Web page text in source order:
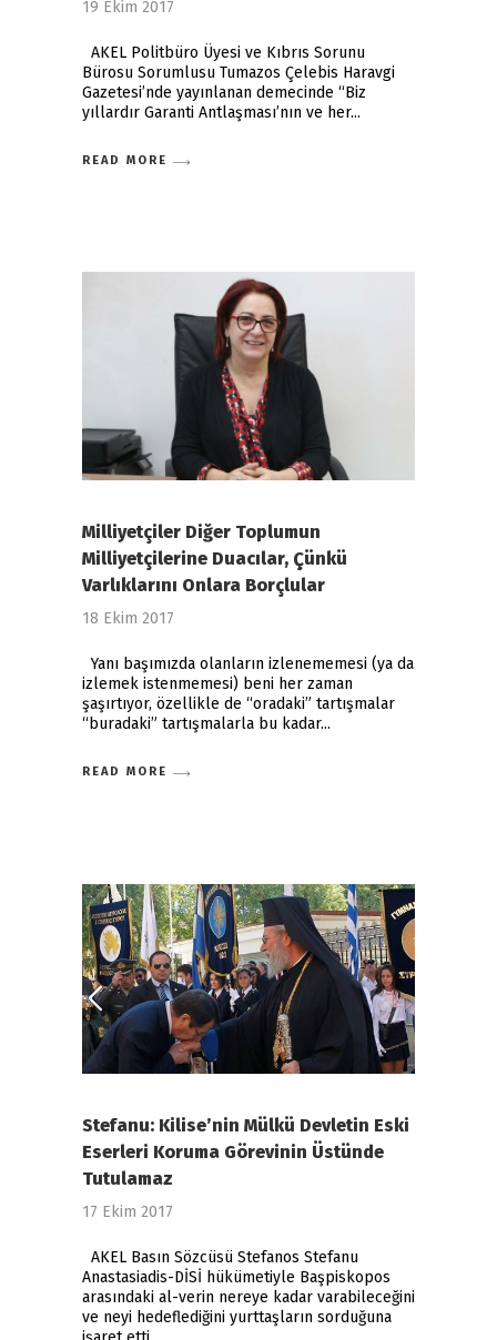
19 Ekim 2017
AKEL Politbüro Üyesi ve Kıbrıs Sorunu
Bürosu Sorumlusu Tumazos Çelebis Haravgi
Gazetesi’nde yayınlanan demecinde “Biz
yıllardır Garanti Antlaşması’nın ve her
READ MORE
Milliyetçiler Diğer Toplumun
Milliyetçilerine Duacılar, Çünkü
Varlıklarını Onlara Borçlular
18 Ekim 2017
Yanı başımızda olanların izlenememesi (ya da
izlemek istenmemesi) beni her zaman
şaşırtıyor, özellikle de “oradaki” tartışmalar
“buradaki” tartışmalarla bu kadar
READ MORE
Stefanu: Kilise’nin Mülkü Devletin Eski
Eserleri Koruma Görevinin Üstünde
Tutulamaz
17 Ekim 2017
AKEL Basın Sözcüsü Stefanos Stefanu
Anastasiadis-DİSİ hükümetiyle Başpiskopos
arasındaki al-verin nereye kadar varabileceğini
ve neyi hedeflediğini yurttaşların sorduğuna